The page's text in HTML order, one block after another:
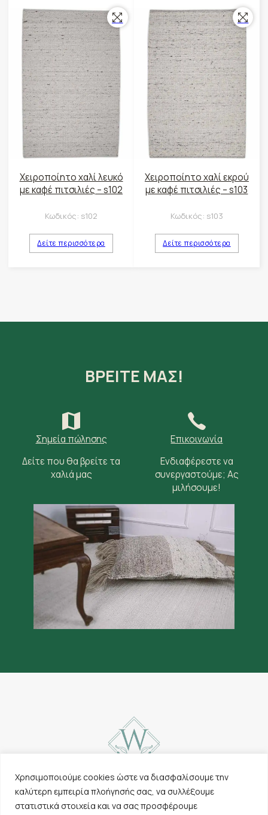
Χρησιμοποιούμε cookies ώστε να διασφαλίσουμε την
καλύτερη εμπειρία πλοήγησής σας, να συλλέξουμε
στατιστικά στοιχεία και να σας προσφέρουμε
Χειροποίητο χαλί λευκό
με καφέ πιτσιλιές – s102
Κωδικός: s102
Δείτε περισσότερα
Χειροποίητο χαλί εκρού
με καφέ πιτσιλιές – s103
Κωδικός: s103
Δείτε περισσότερα
ΒΡΕΙΤΕ ΜΑΣ!
Σημεία πώλησης
Δείτε που θα βρείτε τα
χαλιά μας
Επικοινωνία
Ενδιαφέρεστε να
συνεργαστούμε; Ας
μιλήσουμε!
Χαλιά
Επικοινωνία
Cookies & Πολιτική